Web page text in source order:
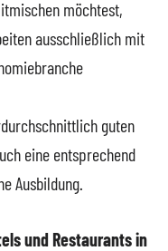
möchtest,
ausschließlich mit
guten
eine entsprechend
Ausbildung.
und Restaurants in